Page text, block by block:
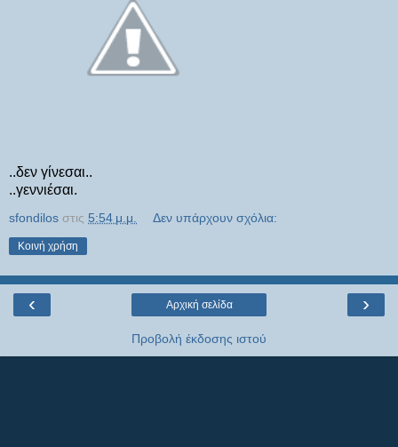
..δεν γίνεσαι..
..γεννιέσαι.
sfondilos στις 5:54 μ.μ. Δεν υπάρχουν σχόλια:
Κοινή χρήση
‹ ›
Αρχική σελίδα
Προβολή έκδοσης ιστού